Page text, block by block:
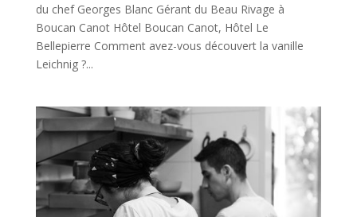
du chef Georges Blanc Gérant du Beau Rivage à
Boucan Canot Hôtel Boucan Canot, Hôtel Le
Bellepierre Comment avez-vous découvert la vanille
Leichnig ?...